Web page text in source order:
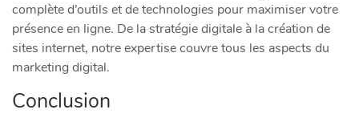
complète d’outils et de technologies pour maximiser votre
présence en ligne. De la stratégie digitale à la création de
sites internet, notre expertise couvre tous les aspects du
marketing digital.
Conclusion